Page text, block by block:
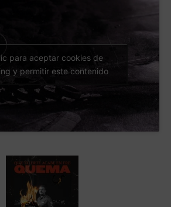
para aceptar cookies de
y permitir este contenido